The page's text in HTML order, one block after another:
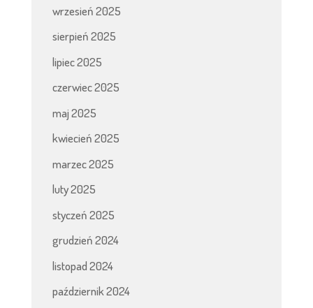
wrzesień 2025
sierpień 2025
lipiec 2025
czerwiec 2025
maj 2025
kwiecień 2025
marzec 2025
luty 2025
styczeń 2025
grudzień 2024
listopad 2024
październik 2024